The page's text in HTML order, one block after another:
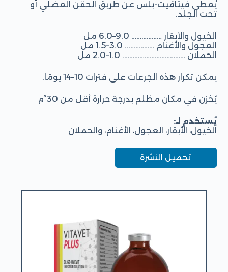
يُعطى فيتافيت-بلس عن طريق الحقن العضلي أو
تحت الجلد.
الخيول والأبقار ……………… 9.0–6.0 مل
العجول والأغنام …………….. 3.0–1.5 مل
الحملان ………………………………. 1.0–2.0 مل
يمكن تكرار هذه الجرعات على فترات 10–14 يومًا.
يُخزن في مكان مظلم بدرجة حرارة أقل من 30°م
يُستخدم لـ:
الخيول، الأبقار، العجول، الأغنام، والحملان
تحميل النشرة